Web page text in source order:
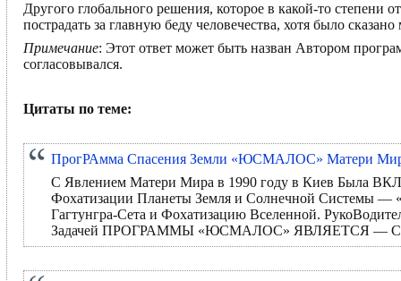
Другого глобального решения, которое в какой-то степени
пострадать за главную беду человечества, хотя было
Примечание: Этот ответ может быть назван Автором
согласовывался.
Цитаты по теме:
ПрогРАмма Спасения Земли «ЮСМАЛОС» Матери
С Явлением Матери Мира в 1990 году в Киев Была
Фохатизации Планеты Земля и Солнечной Системы
Гагтунгра-Сета и Фохатизацию Вселенной.
Задачей ПРОГРАММЫ «ЮСМАЛОС» ЯВЛЯЕТСЯ —